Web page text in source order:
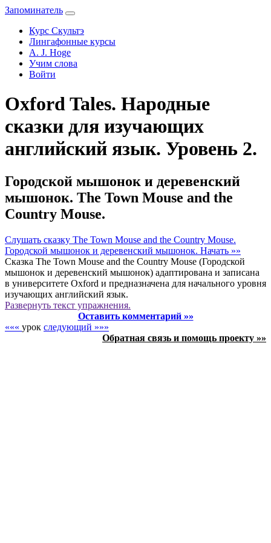
Запоминатель
Курс Скультэ
Лингафонные курсы
A. J. Hoge
Учим слова
Войти
Oxford Tales. Народные
сказки для изучающих
английский язык. Уровень 2.
Городской мышонок и деревенский
мышонок. The Town Mouse and the
Country Mouse.
Слушать сказку The Town Mouse and the Country Mouse.
Городской мышонок и деревенский мышонок. Начать »»
Сказка The Town Mouse and the Country Mouse (Городской
мышонок и деревенский мышонок) адаптирована и записана
в университете Oxford и предназначена для начального уровня
изучающих английский язык.
Развернуть текст упражнения.
Оставить комментарий »»
««« урок следующий »»»
Обратная связь и помощь проекту »»